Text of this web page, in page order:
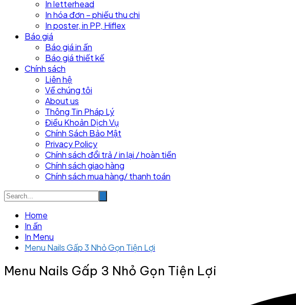
In letterhead
In hóa đơn – phiếu thu chi
In poster, in PP, Hiflex
Báo giá
Báo giá in ấn
Báo giá thiết kế
Chính sách
Liên hệ
Về chúng tôi
About us
Thông Tin Pháp Lý
Điều Khoản Dịch Vụ
Chính Sách Bảo Mật
Privacy Policy
Chính sách đổi trả / in lại / hoàn tiền
Chính sách giao hàng
Chính sách mua hàng/ thanh toán
Home
In ấn
In Menu
Menu Nails Gấp 3 Nhỏ Gọn Tiện Lợi
Menu Nails Gấp 3 Nhỏ Gọn Tiện Lợi